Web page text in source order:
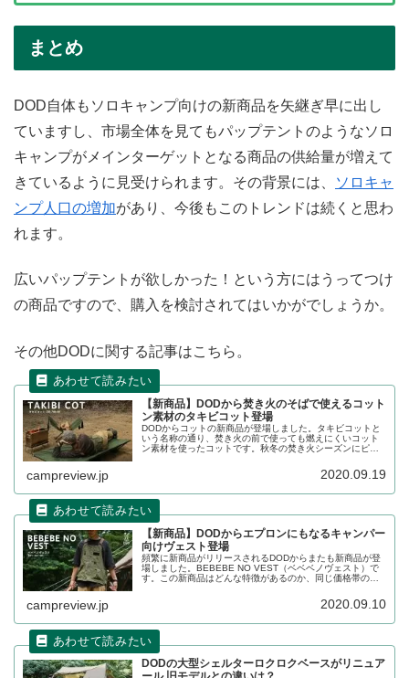
まとめ
DOD自体もソロキャンプ向けの新商品を矢継ぎ早に出し
ていますし、市場全体を見てもパップテントのようなソロ
キャンプがメインターゲットとなる商品の供給量が増えて
きているように見受けられます。その背景には、
ソロキャ
ンプ人口の増加があり、今後もこのトレンドは続くと思わ
れます。
広いパップテントが欲しかった！という方にはうってつけ
の商品ですので、購入を検討されてはいかがでしょうか。
その他DODに関する記事はこちら。
【新商品】DODから焚き火のそばで使えるコット
ン素材のタキビコット登場
DODからコットの新商品が登場しました。タキビコットと
いう名称の通り、焚き火の前で使っても燃えにくいコット
ン素材を使ったコットです。秋冬の焚き火シーズンにピッ
製コットと比較しながら製品の特徴をレビューします。
campreview.jp 2020.09.19
【新商品】DODからエプロンにもなるキャンパー
向けヴェスト登場
頻繁に新商品がリリースされるDODからまたも新商品が登
場しました。BEBEBE NO VEST（ベベベノヴェスト）で
す。この新商品はどんな特徴があるのか、同じ価格帯のテ
campreview.jp 2020.09.10
DODの大型シェルターロクロクベースがリニュア